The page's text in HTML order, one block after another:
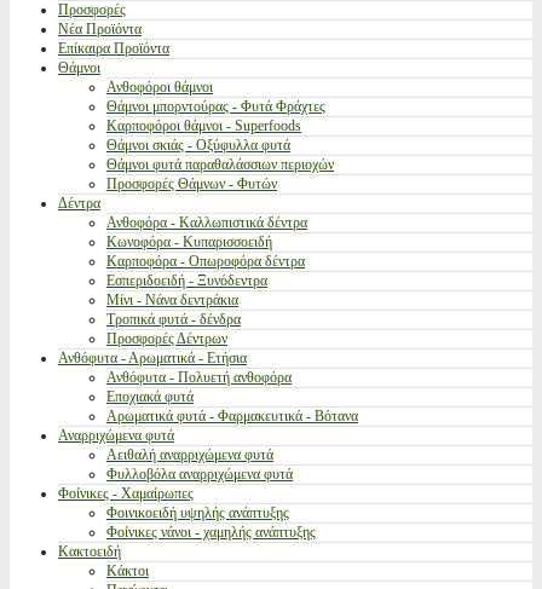
Προσφορές
Νέα Προϊόντα
Επίκαιρα Προϊόντα
Θάμνοι
Ανθοφόροι θάμνοι
Θάμνοι μπορντούρας - Φυτά Φράχτες
Καρποφόροι θάμνοι - Superfoods
Θάμνοι σκιάς - Οξύφυλλα φυτά
Θάμνοι φυτά παραθαλάσσιων περιοχών
Προσφορές Θάμνων - Φυτών
Δέντρα
Ανθοφόρα - Καλλωπιστικά δέντρα
Κωνοφόρα - Κυπαρισσοειδή
Καρποφόρα - Οπωροφόρα δέντρα
Εσπεριδοειδή - Ξυνόδεντρα
Μίνι - Νάνα δεντράκια
Τροπικά φυτά - δένδρα
Προσφορές Δέντρων
Ανθόφυτα - Αρωματικά - Ετήσια
Ανθόφυτα - Πολυετή ανθοφόρα
Εποχιακά φυτά
Αρωματικά φυτά - Φαρμακευτικά - Βότανα
Αναρριχώμενα φυτά
Αειθαλή αναρριχώμενα φυτά
Φυλλοβόλα αναρριχώμενα φυτά
Φοίνικες - Χαμαίρωπες
Φοινικοειδή υψηλής ανάπτυξης
Φοίνικες νάνοι - χαμηλής ανάπτυξης
Κακτοειδή
Κάκτοι